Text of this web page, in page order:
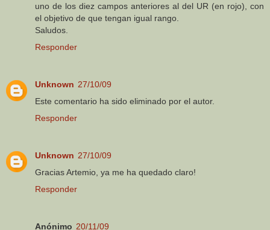
uno de los diez campos anteriores al del UR (en rojo), con
el objetivo de que tengan igual rango.
Saludos.
Responder
Unknown 27/10/09
Este comentario ha sido eliminado por el autor.
Responder
Unknown 27/10/09
Gracias Artemio, ya me ha quedado claro!
Responder
Anónimo 20/11/09